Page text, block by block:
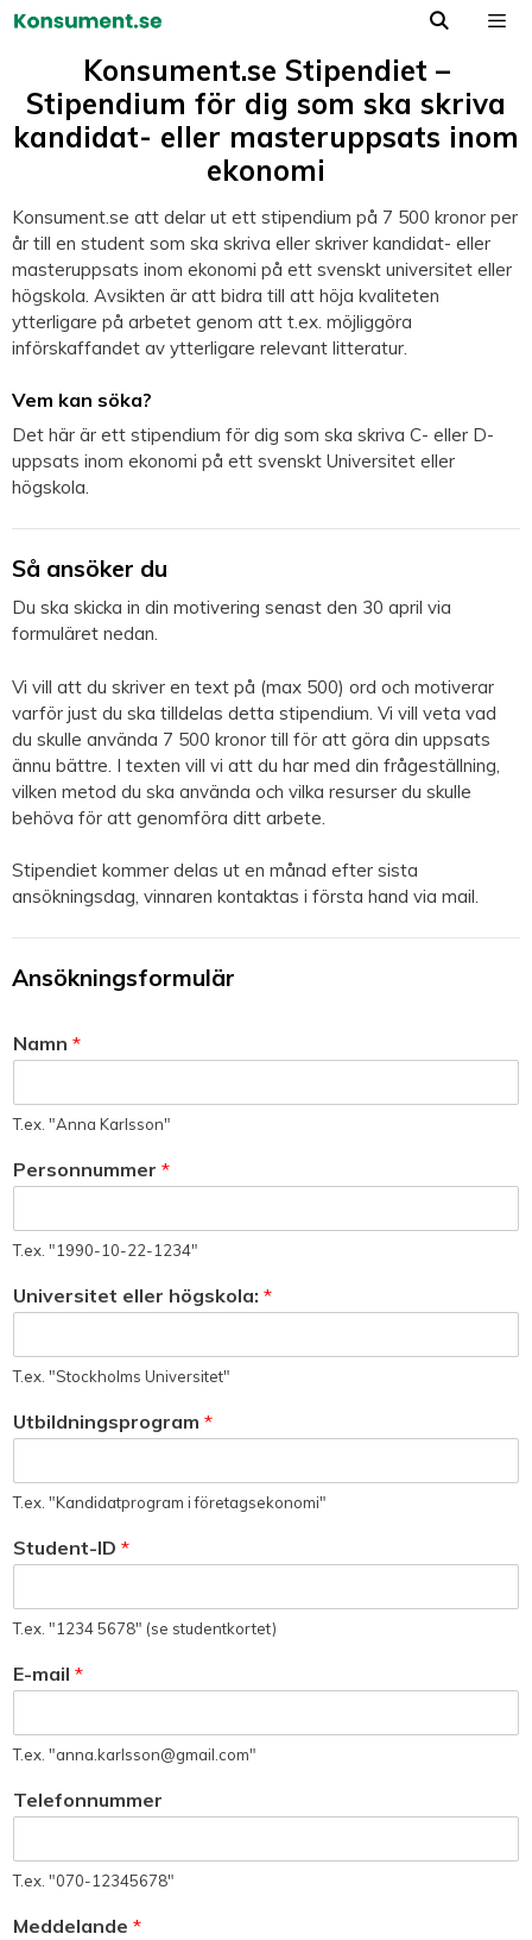
Hoppa
Konsument.se Stipendiet –
Stipendium för dig som ska skriva
kandidat- eller masteruppsats inom
ekonomi
Konsument.se att delar ut ett stipendium på 7 500 kronor per
år till en student som ska skriva eller skriver kandidat- eller
masteruppsats inom ekonomi på ett svenskt universitet eller
högskola. Avsikten är att bidra till att höja kvaliteten
ytterligare på arbetet genom att t.ex. möjliggöra
införskaffandet av ytterligare relevant litteratur.
Vem kan söka?
Det här är ett stipendium för dig som ska skriva C- eller D-
uppsats inom ekonomi på ett svenskt Universitet eller
högskola.
Så ansöker du
Du ska skicka in din motivering senast den 30 april via
formuläret nedan.
Vi vill att du skriver en text på (max 500) ord och motiverar
varför just du ska tilldelas detta stipendium. Vi vill veta vad
du skulle använda 7 500 kronor till för att göra din uppsats
ännu bättre. I texten vill vi att du har med din frågeställning,
vilken metod du ska använda och vilka resurser du skulle
behöva för att genomföra ditt arbete.
Stipendiet kommer delas ut en månad efter sista
ansökningsdag, vinnaren kontaktas i första hand via mail.
Ansökningsformulär
Namn *
T.ex. "Anna Karlsson"
Personnummer *
T.ex. "1990-10-22-1234"
Universitet eller högskola: *
T.ex. "Stockholms Universitet"
Utbildningsprogram *
T.ex. "Kandidatprogram i företagsekonomi"
Student-ID *
T.ex. "1234 5678" (se studentkortet)
E-mail *
T.ex. "anna.karlsson@gmail.com"
Telefonnummer
T.ex. "070-12345678"
Meddelande *